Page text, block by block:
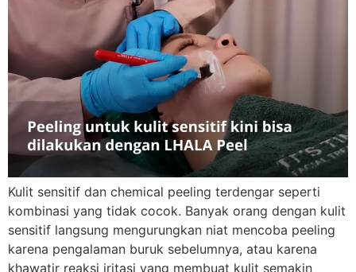
Kulit sensitif dan chemical peeling terdengar seperti
kombinasi yang tidak cocok. Banyak orang dengan kulit
sensitif langsung mengurungkan niat mencoba peeling
karena pengalaman buruk sebelumnya, atau karena
khawatir reaksi iritasi yang membuat kulit semakin